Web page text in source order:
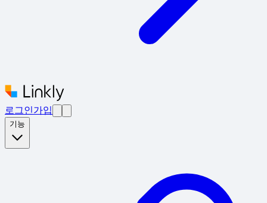
로그인가입
기능